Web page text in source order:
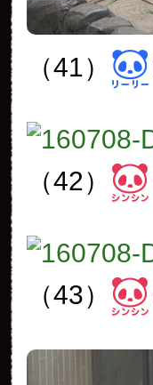
（41）
（42）
（43）